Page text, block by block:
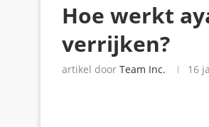
Hoe werkt
verrijken?
artikel door Team Inc. 16